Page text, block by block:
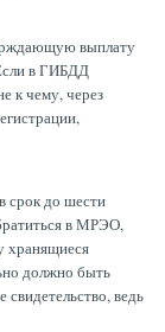
выплату
в ГИБДД
к чему, через
срок до шести
в МРЭО,
хранящиеся
должно быть
свидетельство, ведь